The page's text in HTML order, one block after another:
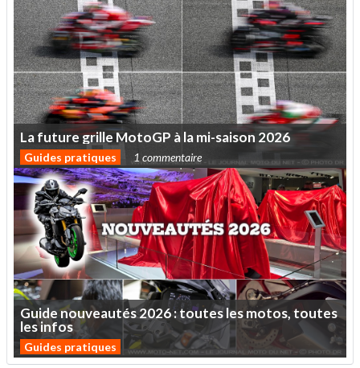
Lafuturegrille MotoGP àlami-saison 2026
Guides pratiques 1 commentaire
Guidenouveautés2026:touteslesmotos,toutes
lesinfos
Guides pratiques